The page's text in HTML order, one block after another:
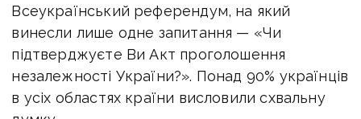
Всеукраїнський референдум, на який
винесли лише одне запитання — «Чи
підтверджуєте Ви Акт проголошення
незалежності України?». Понад 90% українців
в усіх областях країни висловили схвальну